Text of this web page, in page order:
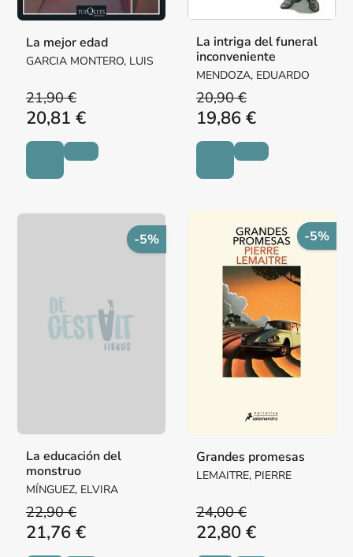
La mejor edad
GARCIA MONTERO, LUIS
21,90 €
20,81 €
La intriga del funeral
inconveniente
MENDOZA, EDUARDO
20,90 €
19,86 €
-5%
La educación del
monstruo
MÍNGUEZ, ELVIRA
22,90 €
21,76 €
-5%
Grandes promesas
LEMAITRE, PIERRE
24,00 €
22,80 €